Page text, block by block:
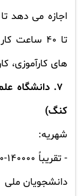
اجازه می دهد
تا 40
های کارآموزی،
7. دانشگاه
کنگ)
شهریه:
- تقریباً 140000-160000
دانشجویان ملی